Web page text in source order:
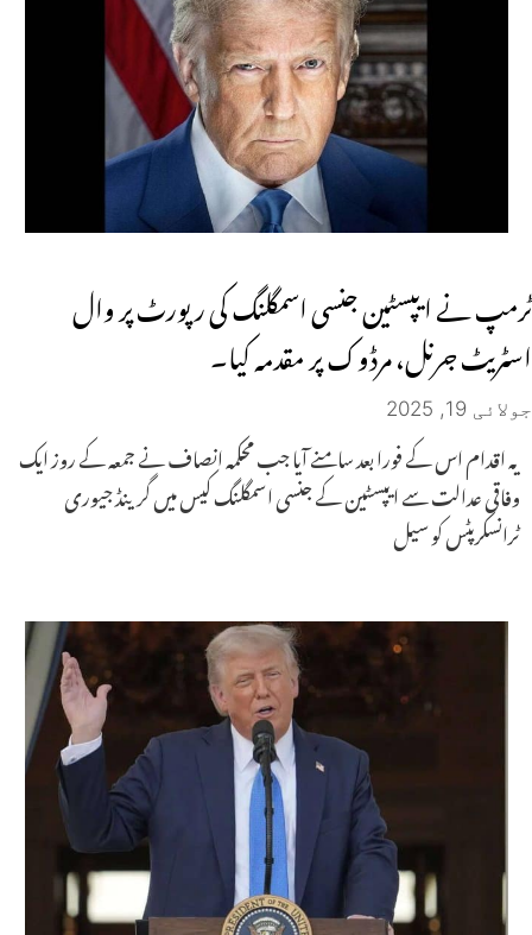
ٹرمپ نے ایپسٹین جنسی اسمگلنگ کی رپورٹ پر وال
اسٹریٹ جرنل، مرڈوک پر مقدمہ کیا۔
جولائی 19, 2025
یہ اقدام اس کے فورا بعد سامنے آیا جب محکمہ انصاف نے جمعہ کے روز ایک
وفاقی عدالت سے ایپسٹین کے جنسی اسمگلنگ کیس میں گرینڈ جیوری
ٹرانسکرپٹس کو سیل